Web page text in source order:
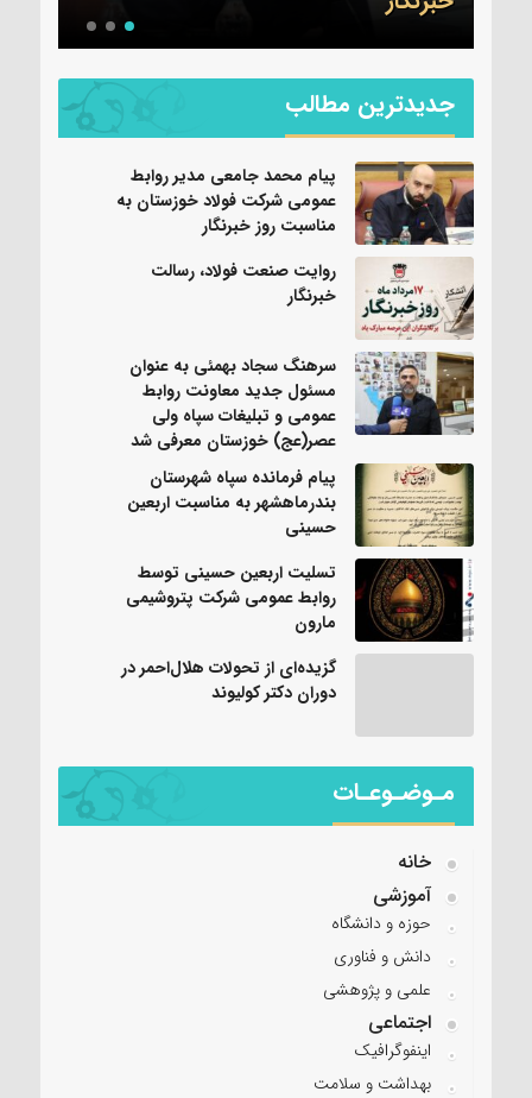
جدیدترین مطالب
پیام محمد جامعی مدیر روابط
عمومی شرکت فولاد خوزستان به
مناسبت روز خبرنگار
روایت صنعت فولاد،‌ رسالت
خبرنگار
سرهنگ سجاد بهمئی به عنوان
مسئول جدید معاونت روابط
عمومی و تبلیغات سپاه ولی
عصر(عج) خوزستان معرفی شد
پیام فرمانده سپاه شهرستان
بندرماهشهر به مناسبت اربعین
حسینی
تسلیت اربعین حسینی توسط
روابط عمومی شرکت پتروشیمی
مارون
گزیده‌ای از تحولات هلال‌احمر در
دوران دکتر کولیوند
مـوضـوعـات
خانه
آموزشی
حوزه و دانشگاه
دانش و فناوری
علمی و پژوهشی
اجتماعی
اینفوگرافیک
بهداشت و سلامت